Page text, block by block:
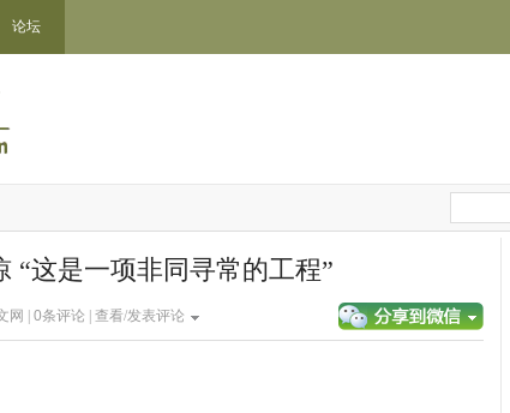
论坛
“这是一项非同寻常的工程”
网 | 0条评论 | 查看/发表评论